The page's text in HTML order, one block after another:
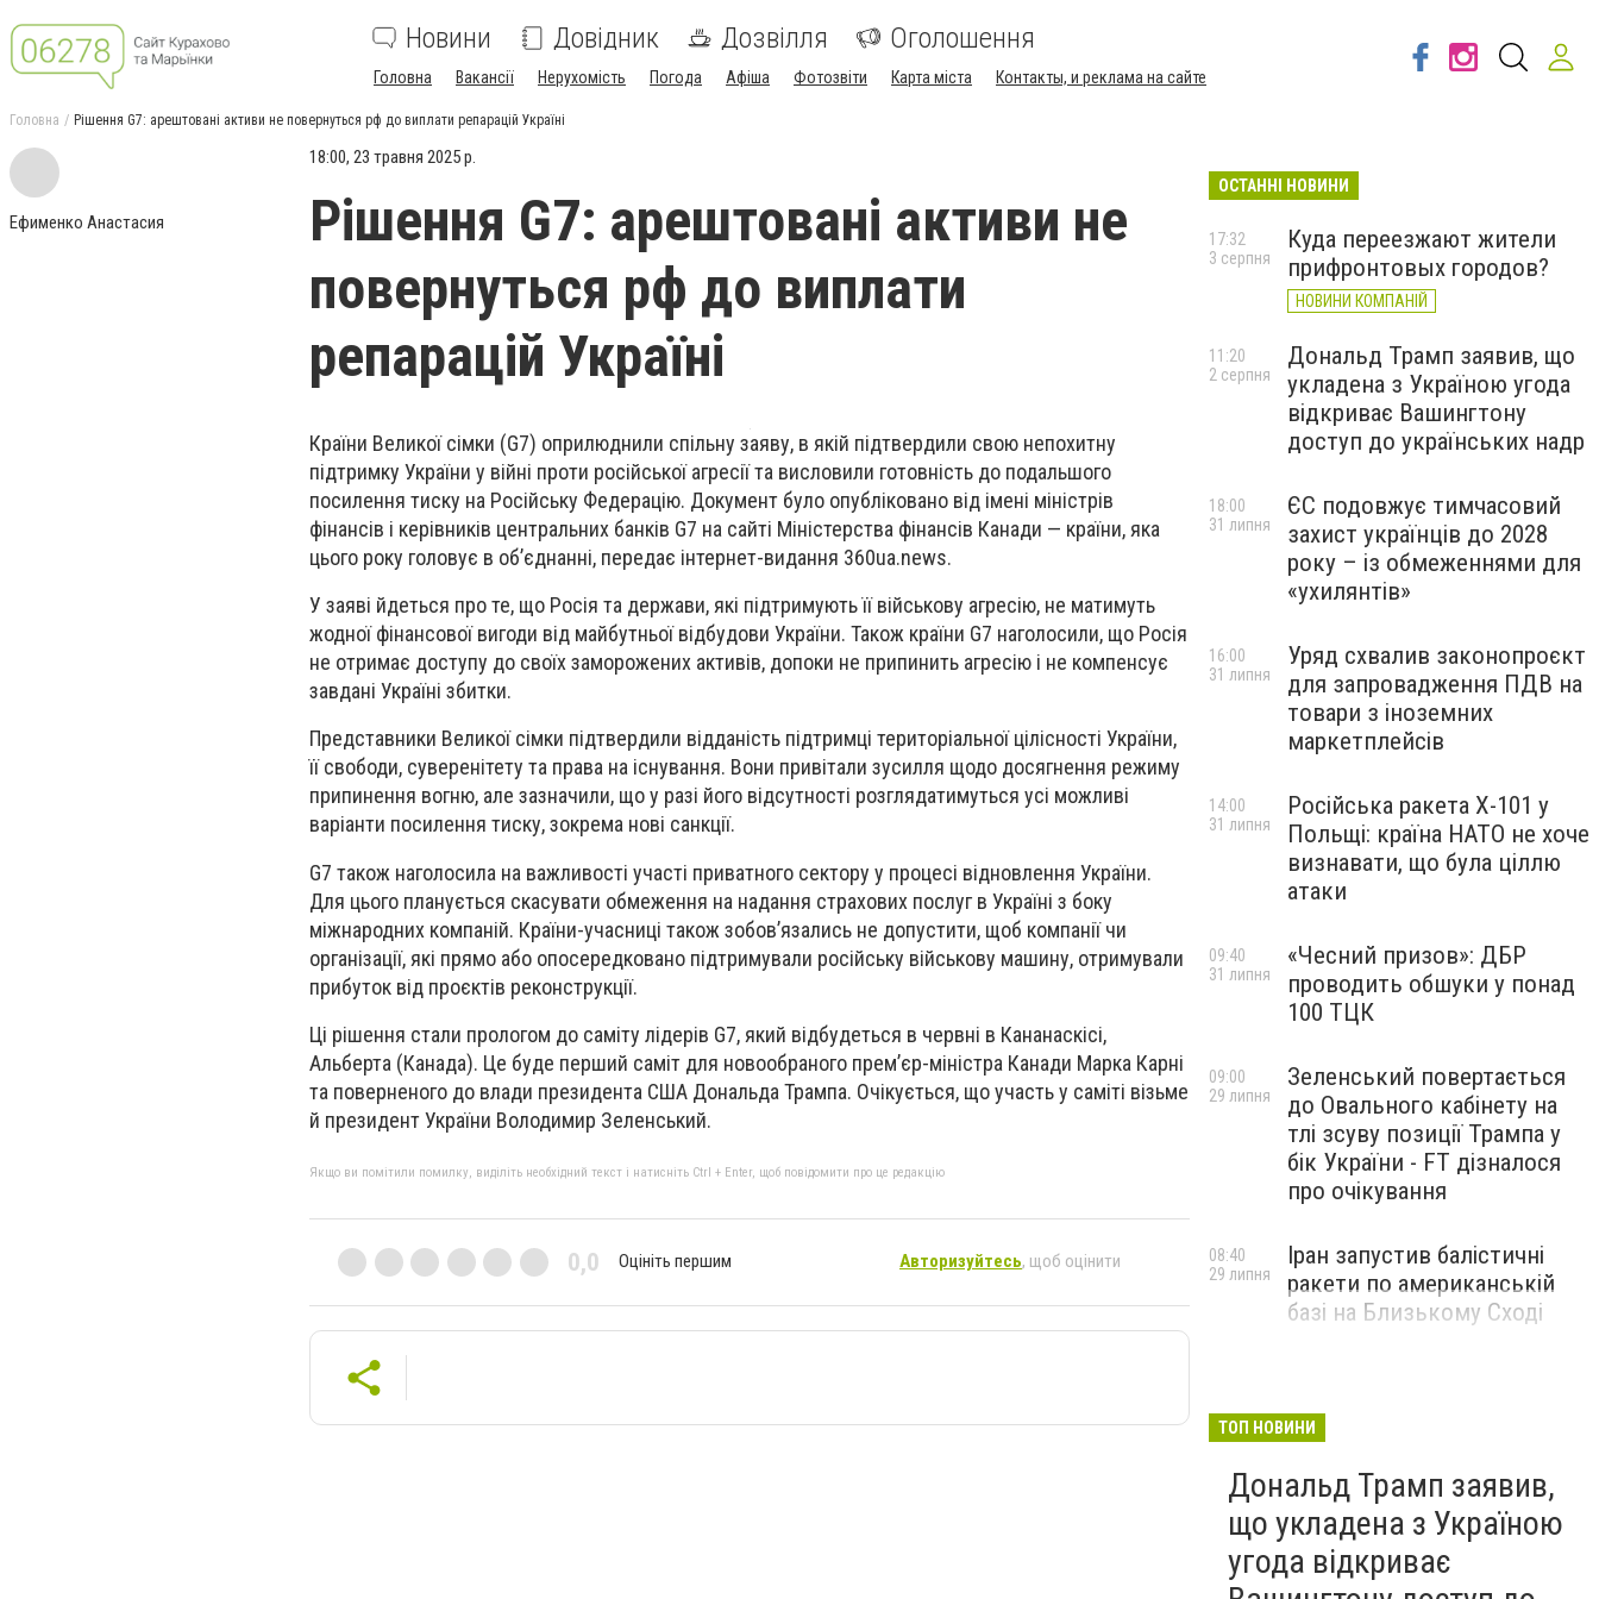
Новини Довідник Дозвілля Оголошення
Головна Вакансії Нерухомість Погода Афіша Фотозвіти Карта міста Контакты, и реклама на сайте
Головна Рішення G7: арештовані активи не повернуться рф до виплати репарацій Україні
Ефименко Анастасия
18:00, 23 травня 2025 р.
Рішення G7: арештовані активи не
повернуться рф до виплати
репарацій Україні
Країни Великої сімки (G7) оприлюднили спільну заяву, в якій підтвердили свою непохитну
підтримку України у війні проти російської агресії та висловили готовність до подальшого
посилення тиску на Російську Федерацію. Документ було опубліковано від імені міністрів
фінансів і керівників центральних банків G7 на сайті Міністерства фінансів Канади — країни, яка
цього року головує в об’єднанні, передає інтернет-видання 360ua.news.
У заяві йдеться про те, що Росія та держави, які підтримують її військову агресію, не матимуть
жодної фінансової вигоди від майбутньої відбудови України. Також країни G7 наголосили, що Росія
не отримає доступу до своїх заморожених активів, допоки не припинить агресію і не компенсує
завдані Україні збитки.
Представники Великої сімки підтвердили відданість підтримці територіальної цілісності України,
її свободи, суверенітету та права на існування. Вони привітали зусилля щодо досягнення режиму
припинення вогню, але зазначили, що у разі його відсутності розглядатимуться усі можливі
варіанти посилення тиску, зокрема нові санкції.
G7 також наголосила на важливості участі приватного сектору у процесі відновлення України.
Для цього планується скасувати обмеження на надання страхових послуг в Україні з боку
міжнародних компаній. Країни-учасниці також зобов’язались не допустити, щоб компанії чи
організації, які прямо або опосередковано підтримували російську військову машину, отримували
прибуток від проєктів реконструкції.
Ці рішення стали прологом до саміту лідерів G7, який відбудеться в червні в Кананаскісі,
Альберта (Канада). Це буде перший саміт для новообраного прем’єр-міністра Канади Марка Карні
та поверненого до влади президента США Дональда Трампа. Очікується, що участь у саміті візьме
й президент України Володимир Зеленський.
Якщо ви помітили помилку, виділіть необхідний текст і натисніть Ctrl + Enter, щоб повідомити про це редакцію
0,0 Оцініть першим Авторизуйтесь, щоб оцінити
ОСТАННІ НОВИНИ
Куда переезжают жители
прифронтовых городов?
НОВИНИ КОМПАНІЙ
17:32
3 серпня
Дональд Трамп заявив, що
укладена з Україною угода
відкриває Вашингтону
доступ до українських надр
11:20
2 серпня
ЄС подовжує тимчасовий
захист українців до 2028
року – із обмеженнями для
«ухилянтів»
18:00
31 липня
Уряд схвалив законопроєкт
для запровадження ПДВ на
товари з іноземних
маркетплейсів
16:00
31 липня
Російська ракета Х-101 у
Польщі: країна НАТО не хоче
визнавати, що була ціллю
атаки
14:00
31 липня
«Чесний призов»: ДБР
проводить обшуки у понад
100 ТЦК
09:40
31 липня
Зеленський повертається
до Овального кабінету на
тлі зсуву позиції Трампа у
бік України - FT дізналося
про очікування
09:00
29 липня
Іран запустив балістичні
ракети по американській
базі на Близькому Сході
08:40
29 липня
ТОП НОВИНИ
Дональд Трамп заявив,
що укладена з Україною
угода відкриває